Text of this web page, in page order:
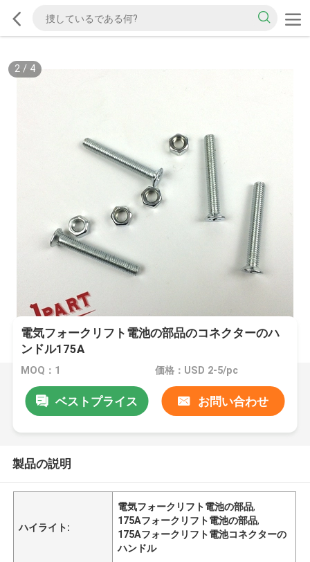
2/ 4
電気フォークリフト電池の部品のコネクターのハ
ンドル175A
MOQ：1 価格：USD 2-5/pc
ベストプライス お問い合わせ
製品の説明
ハイライト:
電気フォークリフト電池の部品,
175Aフォークリフト電池の部品,
175Aフォークリフト電池コネクターの
ハンドル